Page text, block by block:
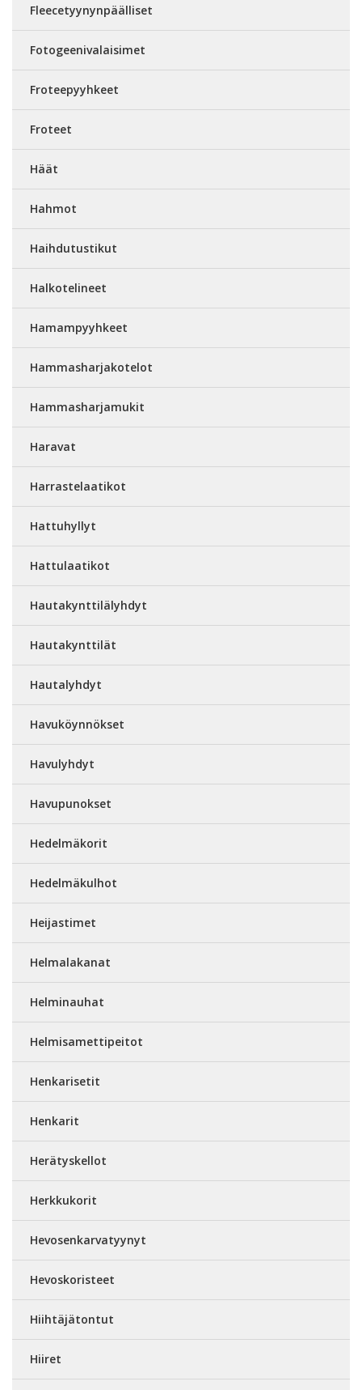
Fleecetyynynpäälliset
Fotogeenivalaisimet
Froteepyyhkeet
Froteet
Häät
Hahmot
Haihdutustikut
Halkotelineet
Hamampyyhkeet
Hammasharjakotelot
Hammasharjamukit
Haravat
Harrastelaatikot
Hattuhyllyt
Hattulaatikot
Hautakynttilälyhdyt
Hautakynttilät
Hautalyhdyt
Havuköynnökset
Havulyhdyt
Havupunokset
Hedelmäkorit
Hedelmäkulhot
Heijastimet
Helmalakanat
Helminauhat
Helmisamettipeitot
Henkarisetit
Henkarit
Herätyskellot
Herkkukorit
Hevosenkarvatyynyt
Hevoskoristeet
Hiihtäjätontut
Hiiret